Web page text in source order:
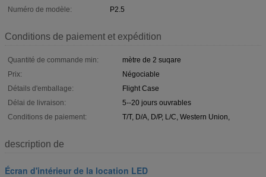
Numéro de modèle:
P2.5
Conditions de paiement et expédition
Quantité de commande min:
mètre de 2 suqare
Prix:
Négociable
Détails d'emballage:
Flight Case
Délai de livraison:
5--20 jours ouvrables
Conditions de paiement:
T/T, D/A, D/P, L/C, Western Union,
description de
Écran d'intérieur de la location LED